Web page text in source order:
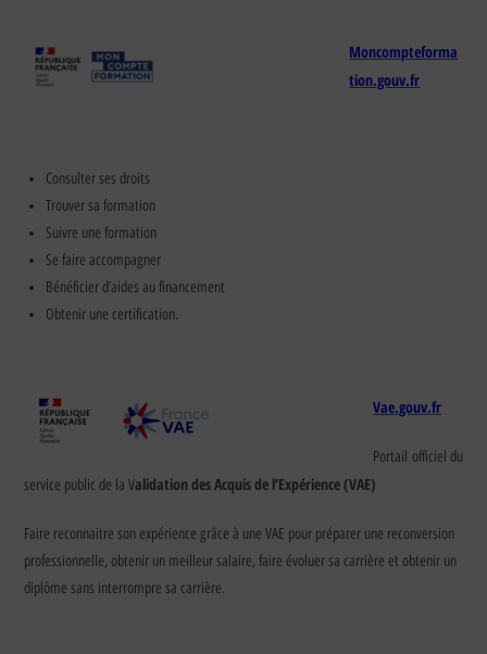
Moncompteforma
tion.gouv.fr
Consulter ses droits
Trouver sa formation
Suivre une formation
Se faire accompagner
Bénéficier d’aides au financement
Obtenir une certification.
Vae.gouv.fr
Portail officiel du
service public de la Validation des Acquis de l’Expérience (VAE)
Faire reconnaitre son expérience grâce à une VAE pour préparer une reconversion
professionnelle, obtenir un meilleur salaire, faire évoluer sa carrière et obtenir un
diplôme sans interrompre sa carrière.